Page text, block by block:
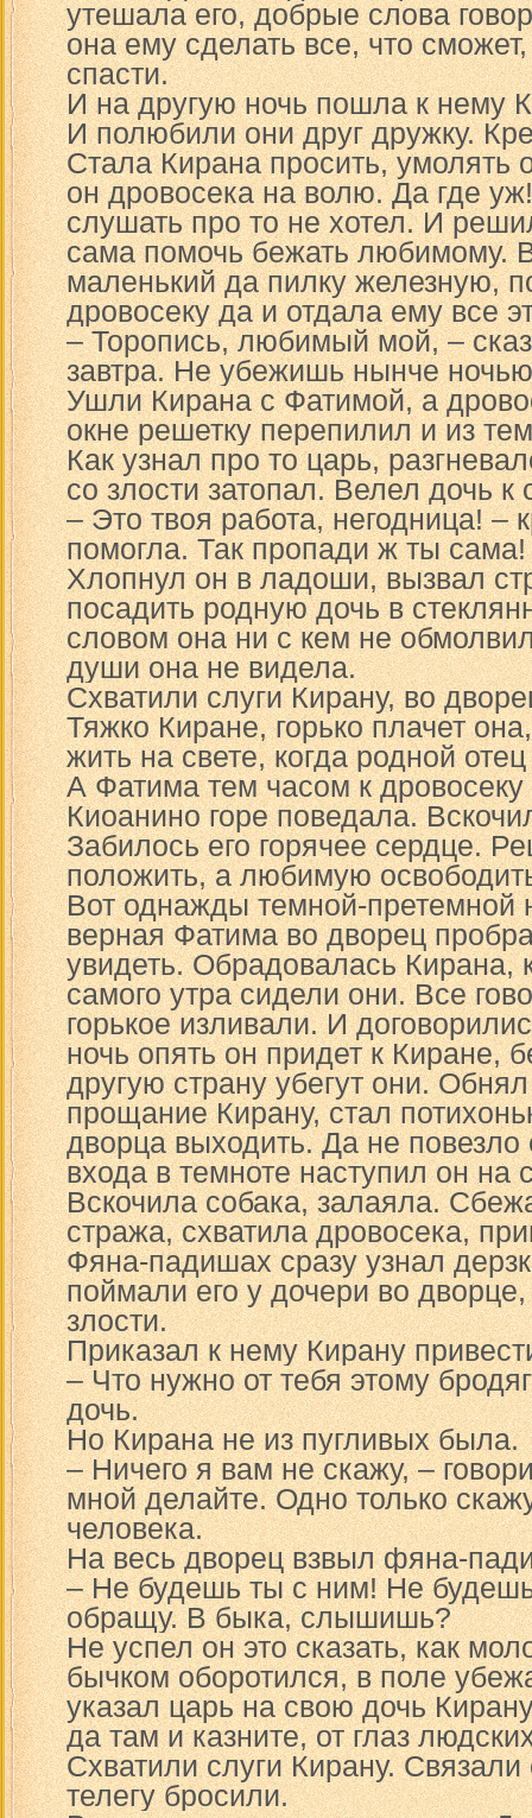
утешала его, добрые слова
она ему сделать все, что
спасти.
И на другую ночь пошла к нему
И полюбили они друг дружку.
Стала Кирана просить, умолять
он дровосека на волю. Да где
слушать про то не хотел. И
сама помочь бежать любимому.
маленький да пилку железную,
дровосеку да и отдала ему все
– Торопись, любимый мой, –
завтра. Не убежишь нынче
Ушли Кирана с Фатимой, а
окне решетку перепилил и из
Как узнал про то царь,
со злости затопал. Велел дочь к
– Это твоя работа, негодница! –
помогла. Так пропади ж ты сама!
Хлопнул он в ладоши, вызвал
посадить родную дочь в
словом она ни с кем не
души она не видела.
Схватили слуги Кирану, во
Тяжко Киране, горько плачет
жить на свете, когда родной
А Фатима тем часом к дровосеку
Киоанино горе поведала.
Забилось его горячее сердце.
положить, а любимую
Вот однажды темной-претемной
верная Фатима во дворец
увидеть. Обрадовалась Кирана,
самого утра сидели они. Все
горькое изливали. И
ночь опять он придет к Киране,
другую страну убегут они.
прощание Кирану, стал
дворца выходить. Да не повезло
входа в темноте наступил он на
Вскочила собака, залаяла.
стража, схватила дровосека,
Фяна-падишах сразу узнал
поймали его у дочери во
злости.
Приказал к нему Кирану
– Что нужно от тебя этому
дочь.
Но Кирана не из пугливых была.
– Ничего я вам не скажу, –
мной делайте. Одно только
человека.
На весь дворец взвыл фяна-
– Не будешь ты с ним! Не
обращу. В быка, слышишь?
Не успел он это сказать, как
бычком оборотился, в поле
указал царь на свою дочь
да там и казните, от глаз
Схватили слуги Кирану. Связали
телегу бросили.